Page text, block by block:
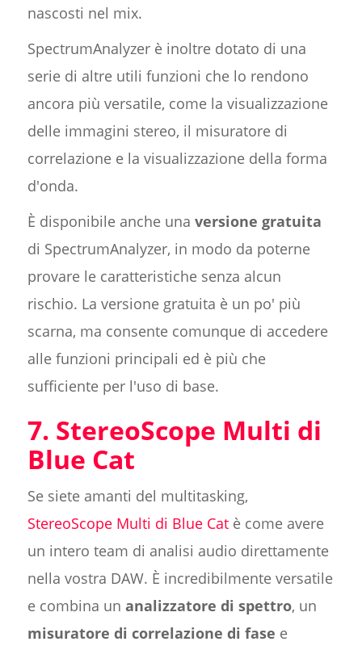
nascosti nel mix.
SpectrumAnalyzer è inoltre dotato di una
serie di altre utili funzioni che lo rendono
ancora più versatile, come la visualizzazione
delle immagini stereo, il misuratore di
correlazione e la visualizzazione della forma
d'onda.
È disponibile anche una versione gratuita
di SpectrumAnalyzer, in modo da poterne
provare le caratteristiche senza alcun
rischio. La versione gratuita è un po' più
scarna, ma consente comunque di accedere
alle funzioni principali ed è più che
sufficiente per l'uso di base.
7. StereoScope Multi di
Blue Cat
Se siete amanti del multitasking,
StereoScope Multi di Blue Catè come avere
un intero team di analisi audio direttamente
nella vostra DAW. È incredibilmente versatile
e combina un analizzatore di spettro, un
misuratore di correlazione di fase e